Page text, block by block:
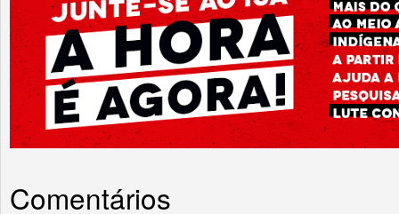
Comentários